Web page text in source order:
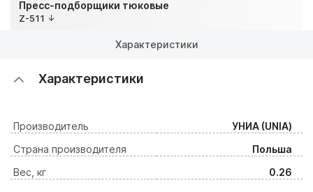
Пресс-подборщики тюковые
Z-511
Характеристики
Характеристики
Производитель
УНИА (UNIA)
Страна производителя
Польша
Вес, кг
0.26